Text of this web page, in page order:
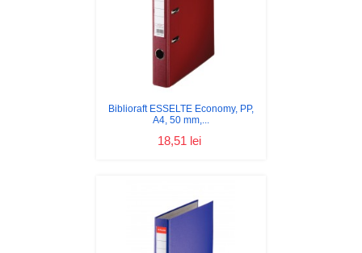
Biblioraft ESSELTE Economy, PP,
A4, 50 mm,...
18,51 lei